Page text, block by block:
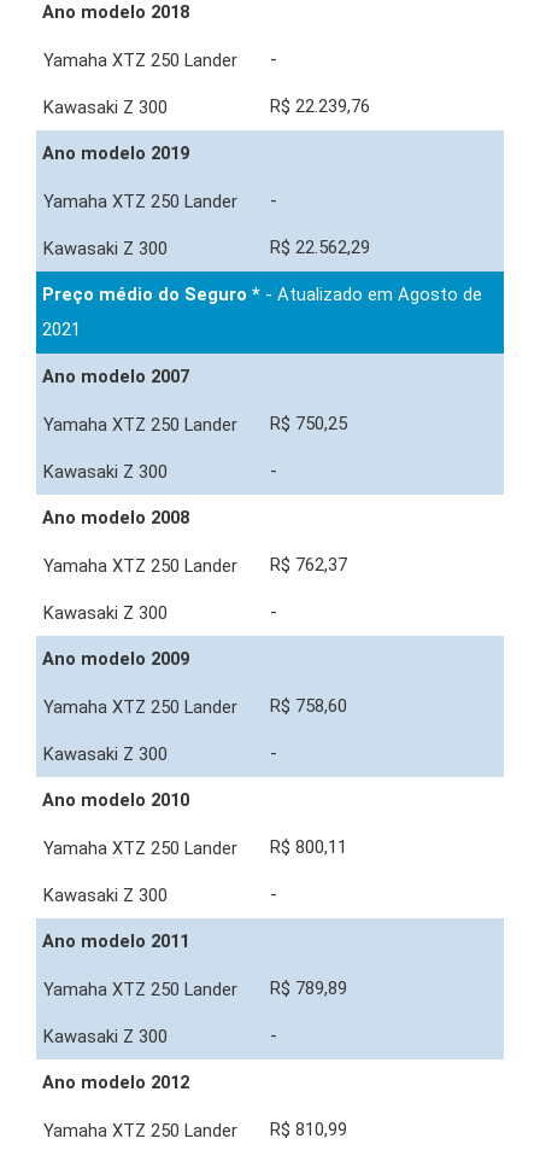
Ano modelo 2018
-
R$ 22.239,76
Ano modelo 2019
-
R$ 22.562,29
Preço médio do Seguro * - Atualizado em Agosto de
2021
Ano modelo 2007
R$ 750,25
-
Ano modelo 2008
R$ 762,37
-
Ano modelo 2009
R$ 758,60
-
Ano modelo 2010
R$ 800,11
-
Ano modelo 2011
R$ 789,89
-
Ano modelo 2012
R$ 810,99